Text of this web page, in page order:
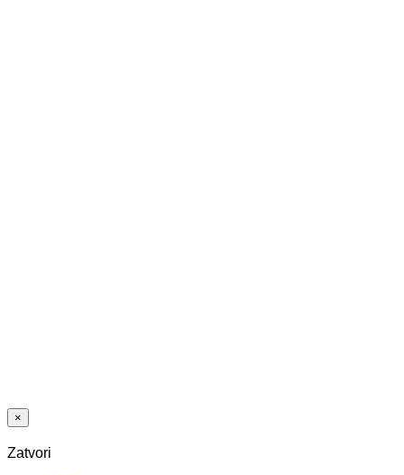
×
Zatvori